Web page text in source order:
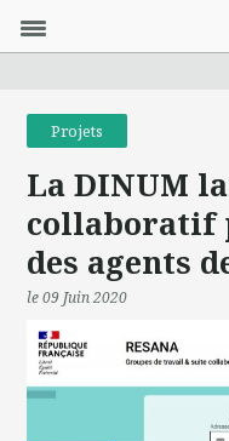
Projets
La DINUM
collaboratif
des agents
le 09 Juin 2020